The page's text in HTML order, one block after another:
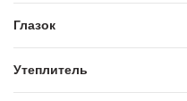
Глазок
Утеплитель